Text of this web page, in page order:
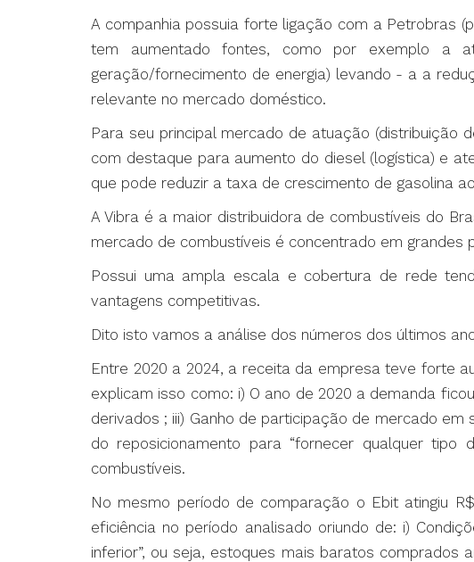
A companhia possuia forte ligação com a Petrobras
tem aumentado fontes, como por exemplo a
geração/fornecimento de energia) levando - a a
relevante no mercado doméstico.
Para seu principal mercado de atuação (distribuição
com destaque para aumento do diesel (logística) e
que pode reduzir a taxa de crescimento de gasolina
A Vibra é a maior distribuidora de combustíveis do
mercado de combustíveis é concentrado em grandes
Possui uma ampla escala e cobertura de rede
vantagens competitivas.
Dito isto vamos a análise dos números dos últimos
Entre 2020 a 2024, a receita da empresa teve forte
explicam isso como: i) O ano de 2020 a demanda
derivados ; iii) Ganho de participação de mercado
do reposicionamento para “fornecer qualquer
combustíveis.
No mesmo período de comparação o Ebit atingiu
eficiência no período analisado oriundo de: i)
inferior”, ou seja, estoques mais baratos comprados